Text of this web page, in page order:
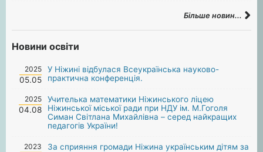
Більше новин...
Новини освіти
2025
05.05
У Ніжині відбулася Всеукраїнська науково-
практична конференція.
2025
04.08
Учителька математики Ніжинського ліцею
Ніжинської міської ради при НДУ ім. М.Гоголя
Симан Світлана Михайлівна – серед найкращих
педагогів України!
2023
За сприяння громади Ніжина українським дітям за